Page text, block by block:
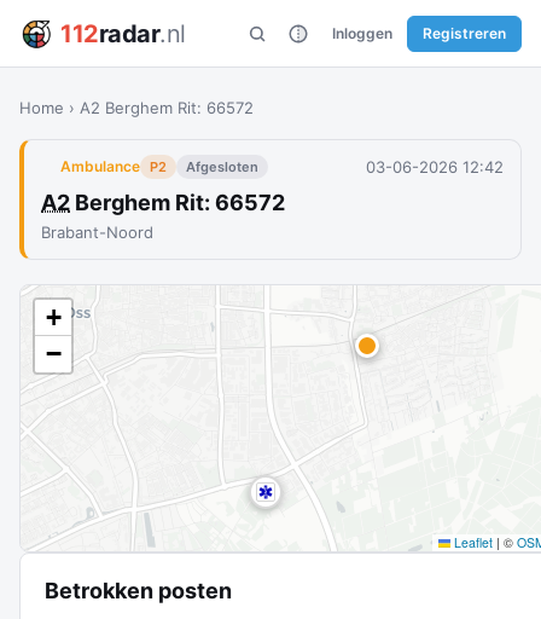
112radar.nl Inloggen Registreren
Home › A2 Berghem Rit: 66572
Ambulance P2 Afgesloten 03-06-2026 12:42
A2 Berghem Rit: 66572
Brabant-Noord
+
−
Leaflet | ©
Betrokken posten